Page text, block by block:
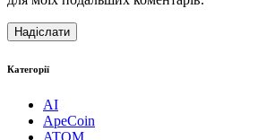
Категорії
AI
ApeCoin
ATOM